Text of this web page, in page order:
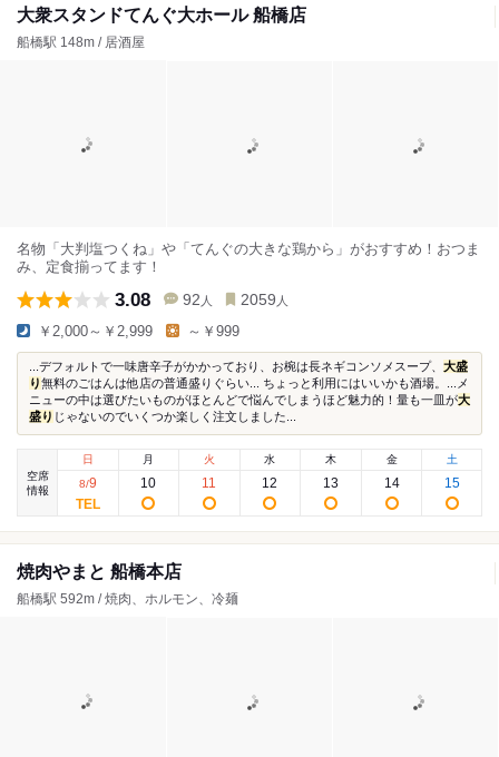
大衆スタンドてんぐ大ホール 船橋店
船橋駅 148m / 居酒屋
名物「大判塩つくね」や「てんぐの大きな鶏から」がおすすめ！おつま
み、定食揃ってます！
3.08 92 人 2059 人
￥2,000～￥2,999 ～￥999
...デフォルトで一味唐辛子がかかっており、お椀は長ネギコンソメスープ、 大盛
り無料のごはんは他店の普通盛りぐらい... ちょっと利用にはいいかも酒場。...メ
ニューの中は選びたいものがほとんどで悩んでしまうほど魅力的！量も一皿が大
盛り じゃないのでいくつか楽しく注文しました...
空席
情報
日
8/9
月
10
火
11
水
12
木
13
金
14
土
15
焼肉やまと 船橋本店
船橋駅 592m / 焼肉、ホルモン、冷麺